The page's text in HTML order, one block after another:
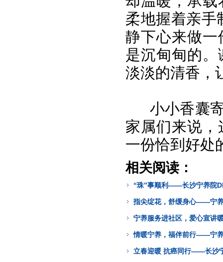
柔地握着亲手
静下心来做
是沉甸甸的
淡淡的清香，
小小香囊
家属们来说
一份恰到好处
相关阅读：
“珠”事顺利——长沙宁养院
指尖绽花，舒缓身心——宁
宁养服务进社区，爱心宣讲
情暖宁养，福伴前行——宁
立春迎暖 抗癌同行——长沙